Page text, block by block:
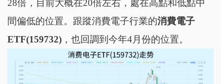
28倍，目前大概在20倍左右，處在高點和低點中
間偏低的位置。跟蹤消費電子行業的消費電子
ETF(159732)，也回調到今年4月份的位置。